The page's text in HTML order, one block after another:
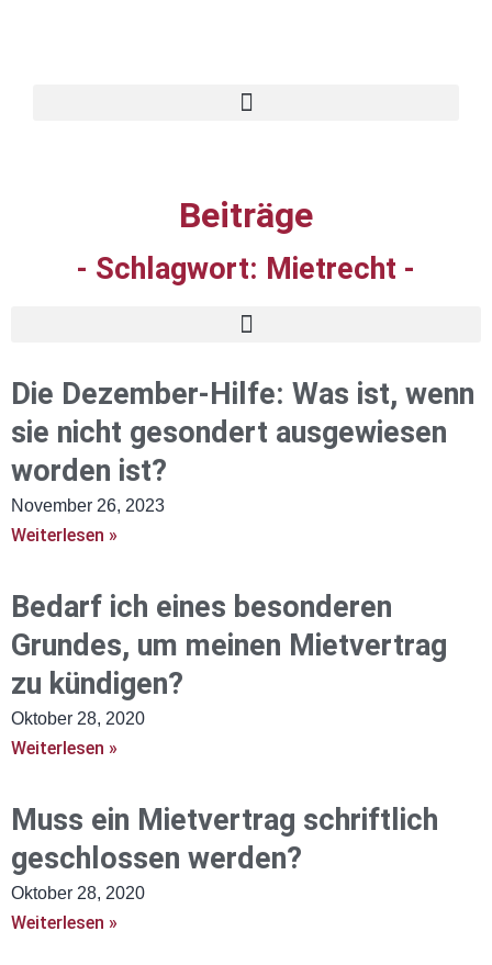
Beiträge
- Schlagwort: Mietrecht -
Die Dezember-Hilfe: Was ist, wenn
sie nicht gesondert ausgewiesen
worden ist?
November 26, 2023
Weiterlesen »
Bedarf ich eines besonderen
Grundes, um meinen Mietvertrag
zu kündigen?
Oktober 28, 2020
Weiterlesen »
Muss ein Mietvertrag schriftlich
geschlossen werden?
Oktober 28, 2020
Weiterlesen »